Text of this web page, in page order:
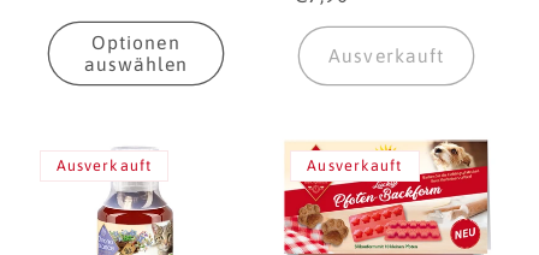
Optionen
auswählen
Preis
Ausverkauft
Ausverkauft Ausverkauft